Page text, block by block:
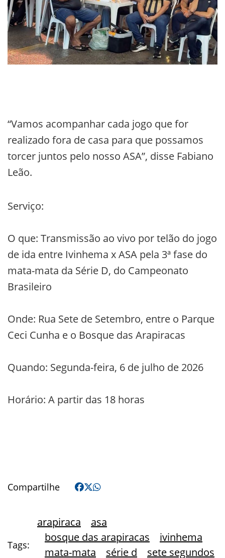
“Vamos acompanhar cada jogo que for
realizado fora de casa para que possamos
torcer juntos pelo nosso ASA”, disse Fabiano
Leão.
Serviço:
O que: Transmissão ao vivo por telão do jogo
de ida entre Ivinhema x ASA pela 3ª fase do
mata-mata da Série D, do Campeonato
Brasileiro
Onde: Rua Sete de Setembro, entre o Parque
Ceci Cunha e o Bosque das Arapiracas
Quando: Segunda-feira, 6 de julho de 2026
Horário: A partir das 18 horas
Compartilhe
Tags:
arapiraca
asa
bosque das arapiracas
ivinhema
mata-mata
série d
sete segundos